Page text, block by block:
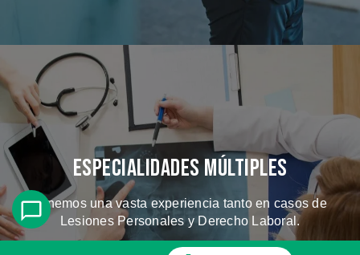
Especialidades Múltiples
Tenemos una vasta experiencia tanto en casos de
Lesiones Personales y Derecho Laboral.